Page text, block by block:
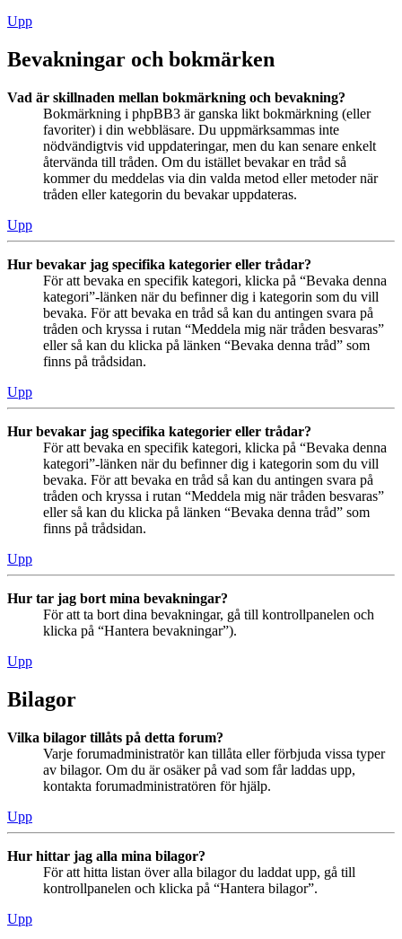
Upp
Bevakningar och bokmärken
Vad är skillnaden mellan bokmärkning och bevakning?
Bokmärkning i phpBB3 är ganska likt bokmärkning (eller
favoriter) i din webbläsare. Du uppmärksammas inte
nödvändigtvis vid uppdateringar, men du kan senare enkelt
återvända till tråden. Om du istället bevakar en tråd så
kommer du meddelas via din valda metod eller metoder när
tråden eller kategorin du bevakar uppdateras.
Upp
Hur bevakar jag specifika kategorier eller trådar?
För att bevaka en specifik kategori, klicka på “Bevaka denna
kategori”-länken när du befinner dig i kategorin som du vill
bevaka. För att bevaka en tråd så kan du antingen svara på
tråden och kryssa i rutan “Meddela mig när tråden besvaras”
eller så kan du klicka på länken “Bevaka denna tråd” som
finns på trådsidan.
Upp
Hur bevakar jag specifika kategorier eller trådar?
För att bevaka en specifik kategori, klicka på “Bevaka denna
kategori”-länken när du befinner dig i kategorin som du vill
bevaka. För att bevaka en tråd så kan du antingen svara på
tråden och kryssa i rutan “Meddela mig när tråden besvaras”
eller så kan du klicka på länken “Bevaka denna tråd” som
finns på trådsidan.
Upp
Hur tar jag bort mina bevakningar?
För att ta bort dina bevakningar, gå till kontrollpanelen och
klicka på “Hantera bevakningar”).
Upp
Bilagor
Vilka bilagor tillåts på detta forum?
Varje forumadministratör kan tillåta eller förbjuda vissa typer
av bilagor. Om du är osäker på vad som får laddas upp,
kontakta forumadministratören för hjälp.
Upp
Hur hittar jag alla mina bilagor?
För att hitta listan över alla bilagor du laddat upp, gå till
kontrollpanelen och klicka på “Hantera bilagor”.
Upp